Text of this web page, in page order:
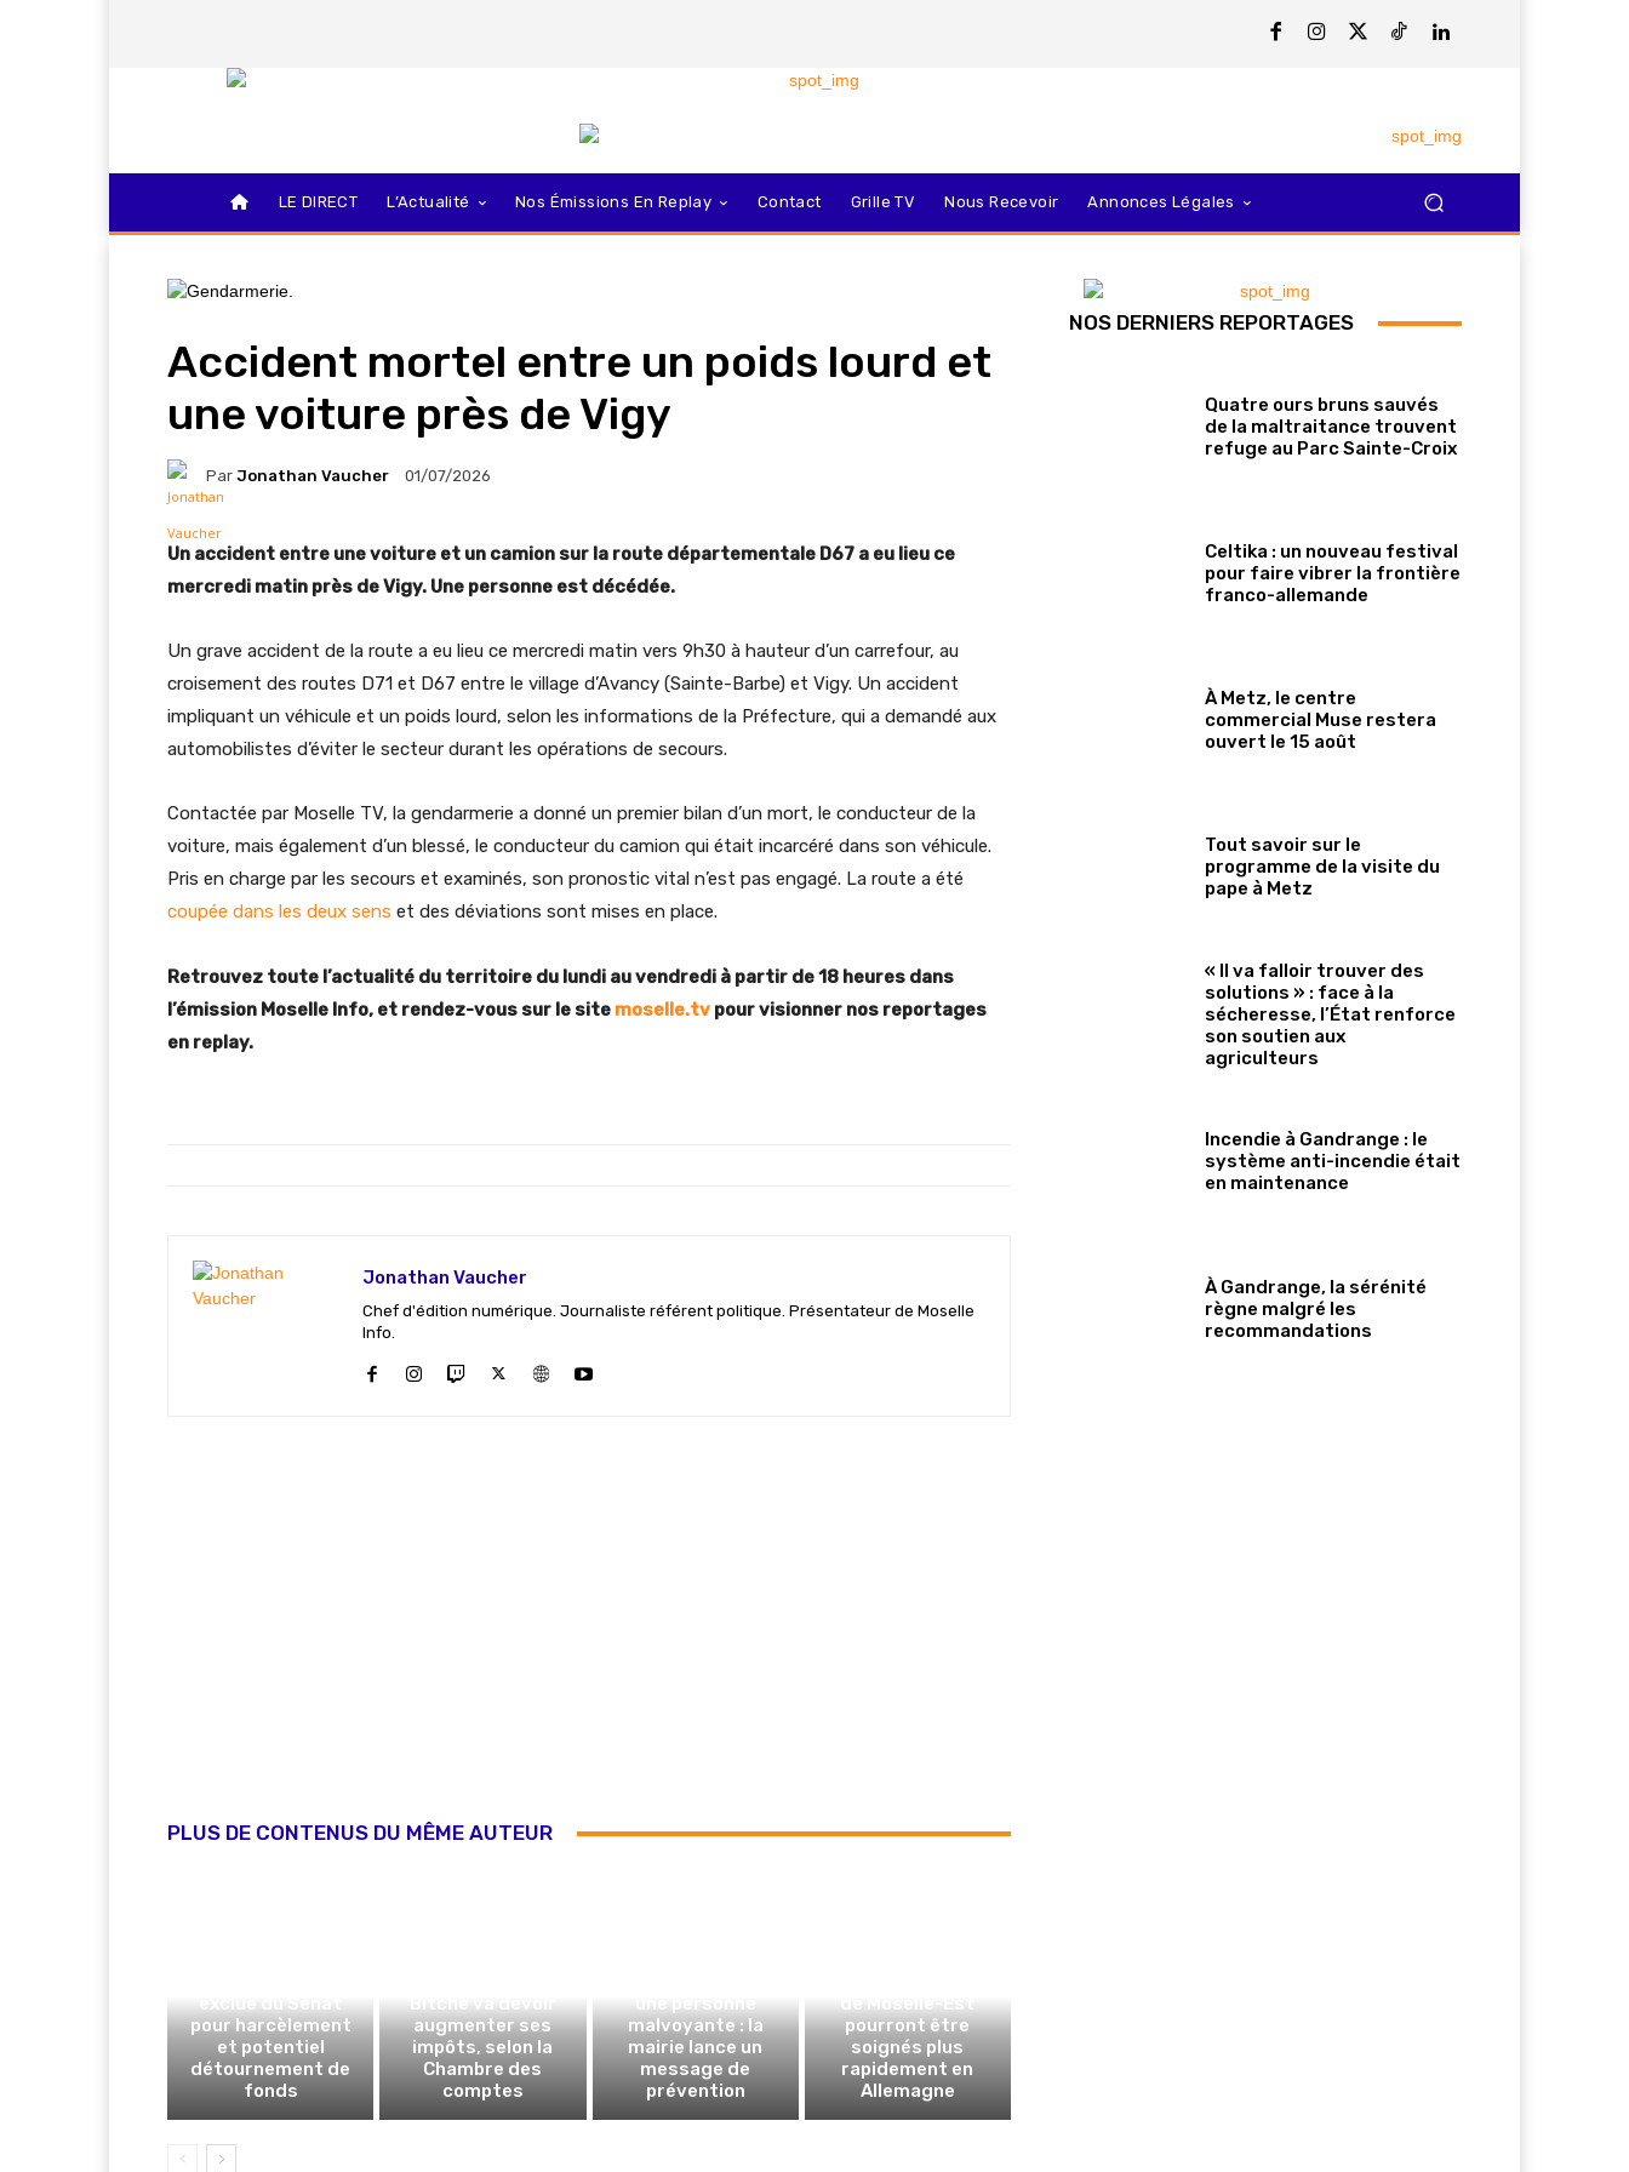
LE DIRECT L’Actualité Nos Émissions En Replay Contact Grille TV Nous Recevoir Annonces Légales
Accident mortel entre un poids lourd et
une voiture près de Vigy
Par Jonathan Vaucher 01/07/2026
Un accident entre une voiture et un camion sur la route départementale D67 a eu lieu ce
mercredi matin près de Vigy. Une personne est décédée.
Un grave accident de la route a eu lieu ce mercredi matin vers 9h30 à hauteur d’un carrefour, au
croisement des routes D71 et D67 entre le village d’Avancy (Sainte-Barbe) et Vigy. Un accident
impliquant un véhicule et un poids lourd, selon les informations de la Préfecture, qui a demandé aux
automobilistes d’éviter le secteur durant les opérations de secours.
Contactée par Moselle TV, la gendarmerie a donné un premier bilan d’un mort, le conducteur de la
voiture, mais également d’un blessé, le conducteur du camion qui était incarcéré dans son véhicule.
Pris en charge par les secours et examinés, son pronostic vital n’est pas engagé. La route a été
coupée dans les deux sens et des déviations sont mises en place.
Retrouvez toute l’actualité du territoire du lundi au vendredi à partir de 18 heures dans
l’émission Moselle Info, et rendez-vous sur le site moselle.tv pour visionner nos reportages
en replay.
Jonathan Vaucher
Chef d'édition numérique. Journaliste référent politique. Présentateur de Moselle
Info.
PLUS DE CONTENUS DU MÊME AUTEUR
exclue du Sénat
pour harcèlement
et potentiel
détournement de
fonds
Bitche va devoir
augmenter ses
impôts, selon la
Chambre des
comptes
une personne
malvoyante : la
mairie lance un
message de
prévention
de Moselle-Est
pourront être
soignés plus
rapidement en
Allemagne
NOS DERNIERS REPORTAGES
Quatre ours bruns sauvés
de la maltraitance trouvent
refuge au Parc Sainte-Croix
Celtika : un nouveau festival
pour faire vibrer la frontière
franco-allemande
À Metz, le centre
commercial Muse restera
ouvert le 15 août
Tout savoir sur le
programme de la visite du
pape à Metz
« Il va falloir trouver des
solutions » : face à la
sécheresse, l’État renforce
son soutien aux
agriculteurs
Incendie à Gandrange : le
système anti-incendie était
en maintenance
À Gandrange, la sérénité
règne malgré les
recommandations